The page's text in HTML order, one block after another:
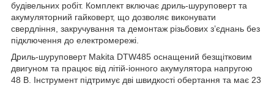
будівельних робіт. Комплект включає дриль-шуруповерт та
акумуляторний гайковерт, що дозволяє виконувати
свердління, закручування та демонтаж різьбових з’єднань без
підключення до електромережі.
Дриль-шуруповерт Makita DTW485 оснащений безщітковим
двигуном та працює від літій-іонного акумулятора напругою
48 В. Інструмент підтримує дві швидкості обертання та має 23